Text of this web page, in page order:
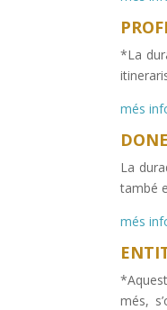
*La
més
La
també
més
més,